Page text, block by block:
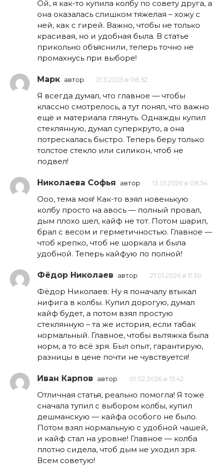
Ой, я как-то купила колбу по совету друга, а
она оказалась слишком тяжелая – хожу с
ней, как с гирей. Важно, чтобы не только
красивая, но и удобная была. В статье
прикольно объяснили, теперь точно не
промахнусь при выборе!
Марк автор 21.11.2025 в 08:52
Я всегда думал, что главное — чтобы
классно смотрелось, а тут понял, что важно
ещё и материала глянуть. Однажды купил
стеклянную, думал суперкруто, а она
потрескалась быстро. Теперь беру только
толстое стекло или силикон, чтоб не
подвел!
Николаева Софья автор 13.01.2026 в 08:54
Ооо, тема моя! Как-то взял новенькую
колбу просто на авось — полный провал,
дым плохо шел, кайф не тот. Потом шарил,
брал с весом и герметичностью. Главное —
чтоб крепко, чтоб не шоркала и была
удобной. Теперь кайфую по полной!
Фёдор Николаев автор 27.01.2026 в 11:30
Фёдор Николаев: Ну я поначалу втыкал
нифига в колбы. Купил дорогую, думал
кайф будет, а потом взял простую
стеклянную – та же история, если табак
нормальный. Главное, чтобы вытяжка была
норм, а то всё зря. Был опыт, гарантирую,
разницы в цене почти не чувствуется!
Иван Карпов автор 01.02.2026 в 13:42
Отличная статья, реально помогла! Я тоже
сначала тупил с выбором колбы, купил
дешманскую — кайфа особого не было.
Потом взял нормальную с удобной чашей,
и кайф стал на уровне! Главное — колба
плотно сидела, чтоб дым не уходил зря.
Всем советую!